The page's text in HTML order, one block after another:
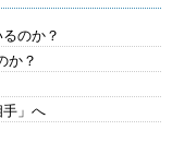
のか？
か？
」へ